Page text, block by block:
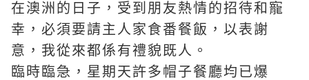
在澳洲的日子，受到朋友熱情的招待和寵
幸，必須要請主人家食番餐飯，以表謝
意，我從來都係有禮貌既人。
臨時臨急，星期天許多帽子餐廳均已爆